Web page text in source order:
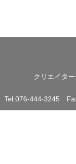
クリエイタ
444-3245